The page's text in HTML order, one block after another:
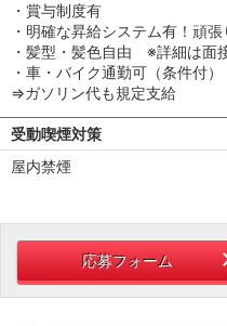
・賞与制度有
・明確な昇給システム有！頑
・髪型・髪色自由 ※詳細は面
・車・バイク通勤可（条件付）
⇒ガソリン代も規定支給
受動喫煙対策
屋内禁煙
応募フォーム